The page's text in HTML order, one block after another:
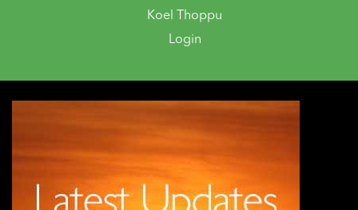
Koel Thoppu
Login